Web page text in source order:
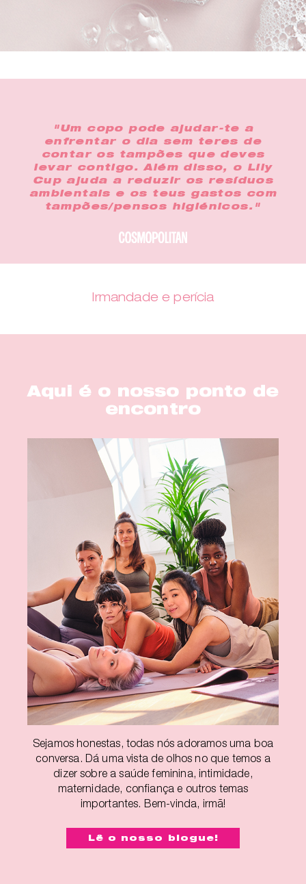
"Um copo pode ajudar-te a
enfrentar o dia sem teres de
contar os tampões que deves
levar contigo. Além disso, o Lily
Cup ajuda a reduzir os resíduos
ambientais e os teus gastos com
tampões/pensos higiénicos."
Irmandade e perícia
Aqui é o nosso ponto de
encontro
Sejamos honestas, todas nós adoramos uma boa
conversa. Dá uma vista de olhos no que temos a
dizer sobre a saúde feminina, intimidade,
maternidade, confiança e outros temas
importantes. Bem-vinda, irmã!
Lê o nosso blogue!